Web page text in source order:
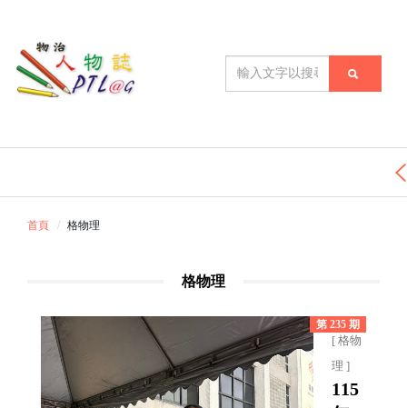
首頁 格物理
格物理
第 235 期
[ 格物
理 ]
115